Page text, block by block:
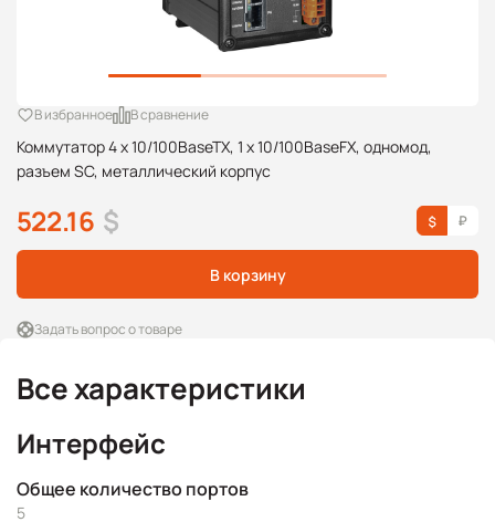
Коммутатор 4 x 10/100BaseTX, 1 x 10/100BaseFX, одномод,
разъем SC, металлический корпус
В избранное В сравнение
522.16 $
В корзину
Задать вопрос о товаре
Все характеристики
Интерфейс
Общее количество портов
5